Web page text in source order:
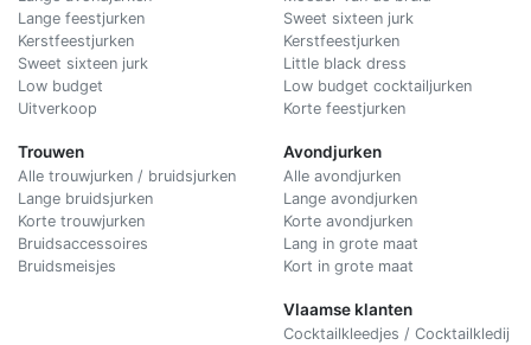
Lange feestjurken
Kerstfeestjurken
Sweet sixteen jurk
Low budget
Uitverkoop
Trouwen
Alle trouwjurken / bruidsjurken
Lange bruidsjurken
Korte trouwjurken
Bruidsaccessoires
Bruidsmeisjes
Sweet sixteen jurk
Kerstfeestjurken
Little black dress
Low budget cocktailjurken
Korte feestjurken
Avondjurken
Alle avondjurken
Lange avondjurken
Korte avondjurken
Lang in grote maat
Kort in grote maat
Vlaamse klanten
Cocktailkleedjes / Cocktailkledij